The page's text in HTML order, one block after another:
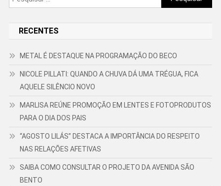
por:
RECENTES
METAL É DESTAQUE NA PROGRAMAÇÃO DO BECO
NICOLE PILLATI: QUANDO A CHUVA DÁ UMA TRÉGUA, FICA
AQUELE SILÊNCIO NOVO
MARLISA REÚNE PROMOÇÃO EM LENTES E FOTOPRODUTOS
PARA O DIA DOS PAIS
“AGOSTO LILÁS” DESTACA A IMPORTÂNCIA DO RESPEITO
NAS RELAÇÕES AFETIVAS
SAIBA COMO CONSULTAR O PROJETO DA AVENIDA SÃO
BENTO